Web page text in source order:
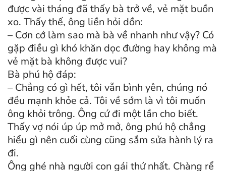
được vài tháng đã thấy bà trở về, vẻ mặt buồn
xo. Thấy thế, ông liền hỏi dồn:
– Cơn cớ làm sao mà bà về nhanh như vậy? Có
gặp điều gì khó khăn dọc đường hay không mà
vẻ mặt bà không được vui?
Bà phú hộ đáp:
– Chẳng có gì hết, tôi vẫn bình yên, chúng nó
đều mạnh khỏe cả. Tôi về sớm là vì tôi muốn
ông khỏi trông. Ông cứ đi một lần cho biết.
Thấy vợ nói úp úp mở mở, ông phú hộ chẳng
hiểu gì nên cuối cùng cũng sắm sửa hành lý ra
đi.
Ông ghé nhà người con gái thứ nhất. Chàng rể